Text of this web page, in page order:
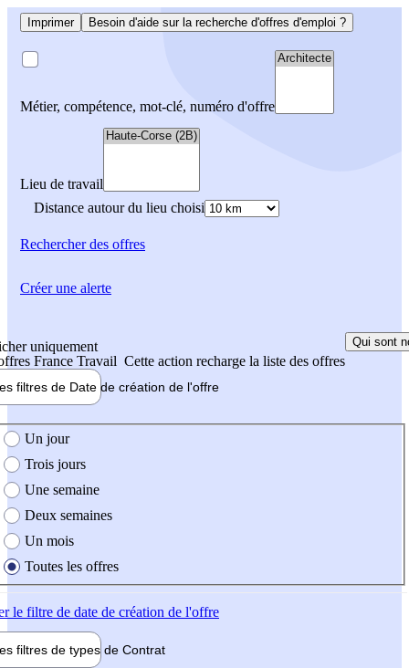
Imprimer Besoin d'aide sur la recherche d'offres d'emploi ?
Métier, compétence, mot-clé, numéro d'offre
Lieu de travail
Distance autour du lieu choisi
Rechercherdes offres
uniquement
France Travail Cette action recharge la liste des offres
Qui sont
filtres de Date de création de l'offre
création de l'offre
Un jour
Trois jours
Une semaine
Deux semaines
Un mois
Toutes les offres
le filtre de date de création de l'offre
filtres de types de Contrat
Créer une alerte